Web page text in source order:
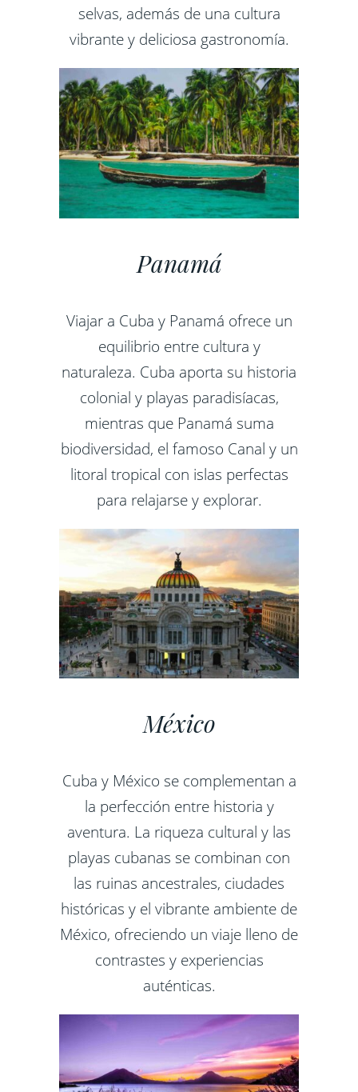
selvas, además de una cultura
vibrante y deliciosa gastronomía.
Panamá
Viajar a Cuba y Panamá ofrece un
equilibrio entre cultura y
naturaleza. Cuba aporta su historia
colonial y playas paradisíacas,
mientras que Panamá suma
biodiversidad, el famoso Canal y un
litoral tropical con islas perfectas
para relajarse y explorar.
México
Cuba y México se complementan a
la perfección entre historia y
aventura. La riqueza cultural y las
playas cubanas se combinan con
las ruinas ancestrales, ciudades
históricas y el vibrante ambiente de
México, ofreciendo un viaje lleno de
contrastes y experiencias
auténticas.